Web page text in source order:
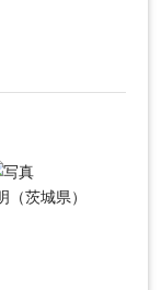
茨城県）